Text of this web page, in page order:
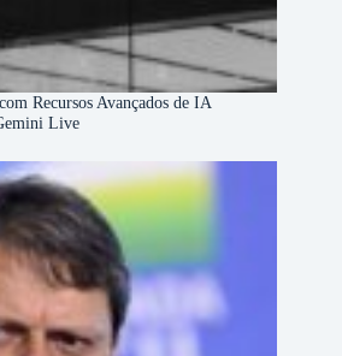
Recursos Avançados de IA
Live